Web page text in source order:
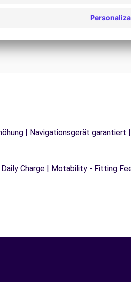
uma viagem
| Navigationsgerät
Charge | Motability - Fitting